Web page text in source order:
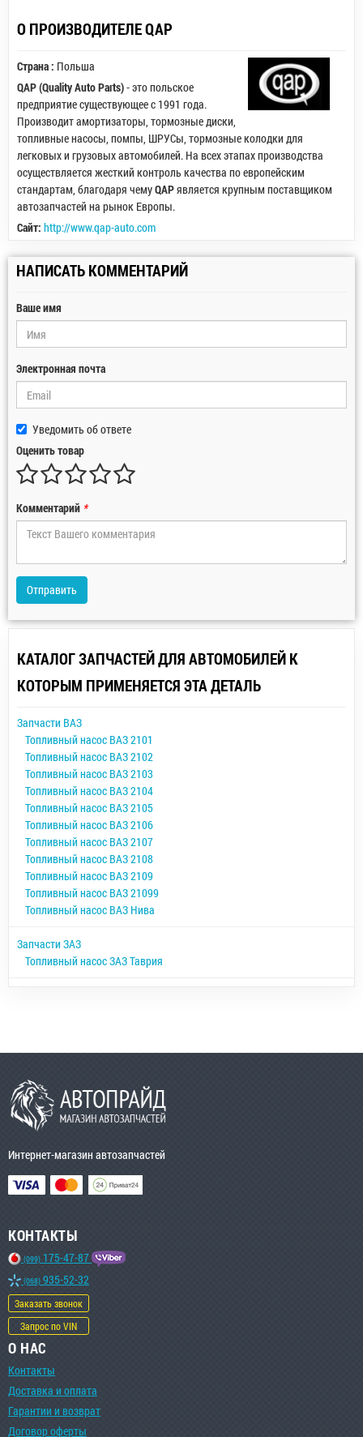
О ПРОИЗВОДИТЕЛЕ QAP
Страна : Польша
QAP (Quality Auto Parts)- это польское
предприятие существующее с 1991 года.
Производит амортизаторы, тормозные диски,
топливные насосы, помпы, ШРУСы, тормозные колодки для
легковых и грузовых автомобилей. На всех этапах производства
осуществляется жесткий контроль качества по европейским
стандартам, благодаря чемуQAPявляется крупным поставщиком
автозапчастей на рынок Европы.
Сайт: http://www.qap-auto.com
НАПИСАТЬ КОММЕНТАРИЙ
Ваше имя
Электронная почта
Уведомить об ответе
Оценить товар
Комментарий *
Отправить
КАТАЛОГ ЗАПЧАСТЕЙ ДЛЯ АВТОМОБИЛЕЙ К
КОТОРЫМ ПРИМЕНЯЕТСЯ ЭТА ДЕТАЛЬ
Запчасти ВАЗ
Топливный насос ВАЗ 2101
Топливный насос ВАЗ 2102
Топливный насос ВАЗ 2103
Топливный насос ВАЗ 2104
Топливный насос ВАЗ 2105
Топливный насос ВАЗ 2106
Топливный насос ВАЗ 2107
Топливный насос ВАЗ 2108
Топливный насос ВАЗ 2109
Топливный насос ВАЗ 21099
Топливный насос ВАЗ Нива
Запчасти ЗАЗ
Топливный насос ЗАЗ Таврия
Интернет-магазин автозапчастей
КОНТАКТЫ
(099) 175-47-87
(068) 935-52-32
Заказать звонок
Запрос по VIN
О НАС
Контакты
Доставка и оплата
Гарантии и возврат
Договор оферты